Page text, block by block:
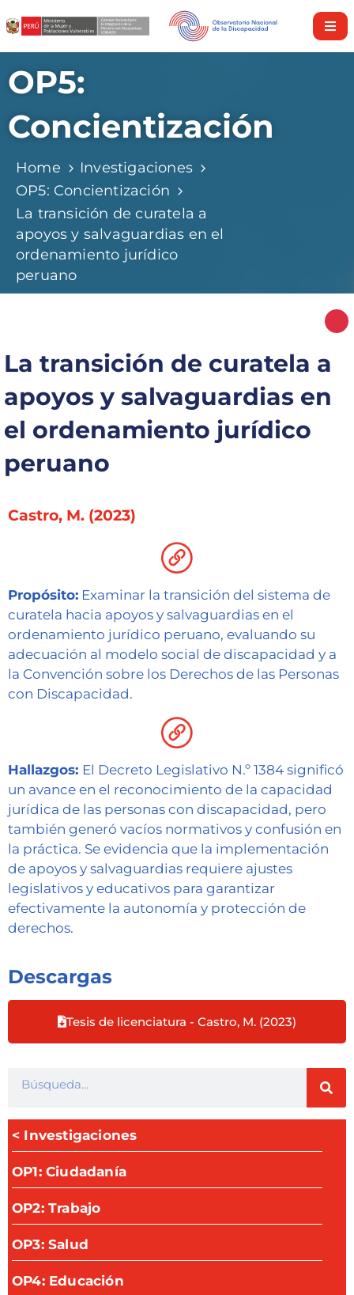
Nosotros
Derechos
Servicios
Investigaciones
Discapacidad
en
cifras
Capacítate
REINDIS
Ruta
OP5:
Concientización
Home
Investigaciones
OP5: Concientización
La transición de curatela a
apoyos y salvaguardias en el
ordenamiento jurídico
peruano
La transición de curatela a
apoyos y salvaguardias en
el ordenamiento jurídico
peruano
Castro, M. (2023)
Propósito: Examinar la transición del sistema de
curatela hacia apoyos y salvaguardias en el
ordenamiento jurídico peruano, evaluando su
adecuación al modelo social de discapacidad y a
la Convención sobre los Derechos de las Personas
con Discapacidad.
Hallazgos: El Decreto Legislativo N.º 1384 significó
un avance en el reconocimiento de la capacidad
jurídica de las personas con discapacidad, pero
también generó vacíos normativos y confusión en
la práctica. Se evidencia que la implementación
de apoyos y salvaguardias requiere ajustes
legislativos y educativos para garantizar
efectivamente la autonomía y protección de
derechos. ​
Descargas
Tesis de licenciatura - Castro, M. (2023)
< Investigaciones
OP1: Ciudadanía
OP2: Trabajo
OP3: Salud
OP4: Educación